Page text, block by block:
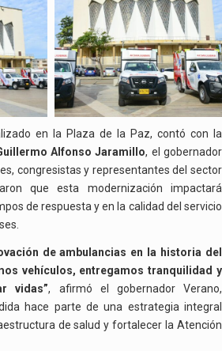
en la Plaza de la Paz, contó con la
Alfonso Jaramillo, el gobernador
congresistas y representantes del sector
que esta modernización impactará
de respuesta y en la calidad del servicio
de ambulancias en la historia del
vehículos, entregamos tranquilidad y
vidas”, afirmó el gobernador Verano,
hace parte de una estrategia integral
de salud y fortalecer la Atención